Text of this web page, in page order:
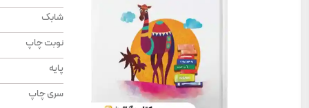
شابک
نوبت چاپ
پایه
سری چاپ